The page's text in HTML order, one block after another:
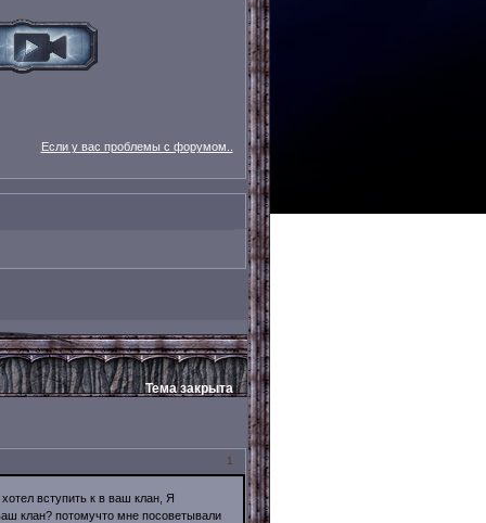
Если у вас проблемы с форумом..
Тема закрыта
1
вступить к в ваш клан, Я
клан? потомучто мне посоветывали